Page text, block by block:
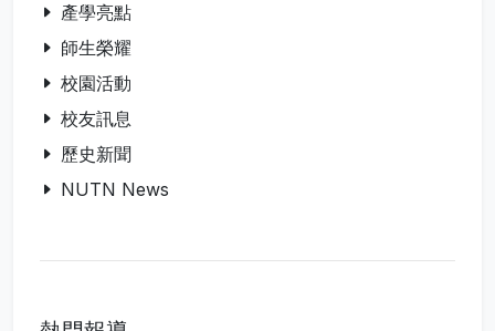
產學亮點
師生榮耀
校園活動
校友訊息
歷史新聞
NUTN News